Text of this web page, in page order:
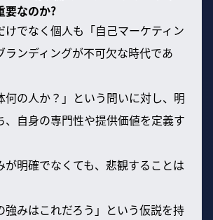
要なのか?
けでなく個人も「自己マーケティン
ランディングが不可欠な時代であ
何の人か？」という問いに対し、明
、自身の専門性や提供価値を定義す
が明確でなくても、悲観することは
強みはこれだろう」という仮説を持